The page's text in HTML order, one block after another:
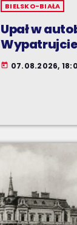
BIELSKO-BIAŁA
Upał w
today 07.08.2026,